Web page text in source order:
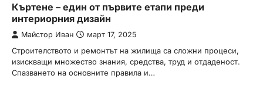
Къртене – един от първите етапи преди
интериорния дизайн
Майстор Иван март 17, 2025
Строителството и ремонтът на жилища са сложни процеси,
изискващи множество знания, средства, труд и отдаденост.
Спазването на основните правила и…